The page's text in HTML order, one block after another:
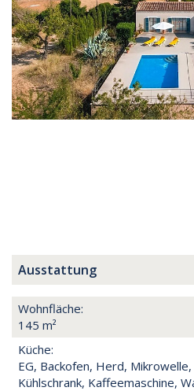
Ausstattung
Wohnfläche:
145 m²
Küche:
EG, Backofen, Herd,
Kühlschrank, Kaffeemaschine,